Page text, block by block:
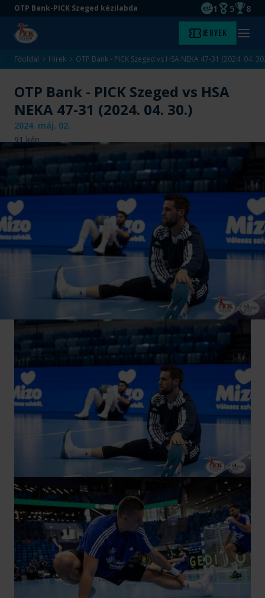
Ugrás
tartalomra
Ugrás
aljára
OTP Bank-PICK Szeged kézilabda
EHF
1
Magyar
5 8
Kezdőlap Jegyek Menü
Főoldal Hírek OTP Bank - PICK Szeged vs HSA NEKA 47-31 (2024. 04.
OTP Bank - PICK Szeged vs HSA
NEKA 47-31 (2024. 04. 30.)
2024. máj. 02.
91kép